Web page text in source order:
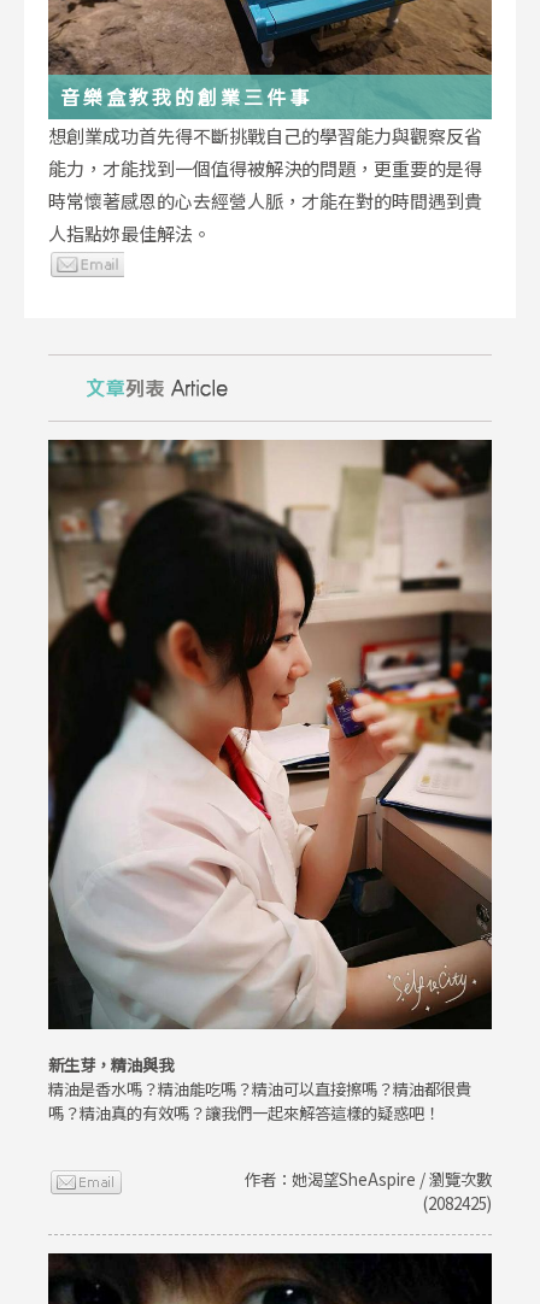
音樂盒教我的創業三件事
想創業成功首先得不斷挑戰自己的學習能力與觀察反省
能力，才能找到一個值得被解決的問題，更重要的是得
時常懷著感恩的心去經營人脈，才能在對的時間遇到貴
人指點妳最佳解法。
新生芽，精油與我
精油是香水嗎？精油能吃嗎？精油可以直接擦嗎？精油都很貴
嗎？精油真的有效嗎？讓我們一起來解答這樣的疑惑吧！
作者：她渴望SheAspire / 瀏覽次數
(2082425)